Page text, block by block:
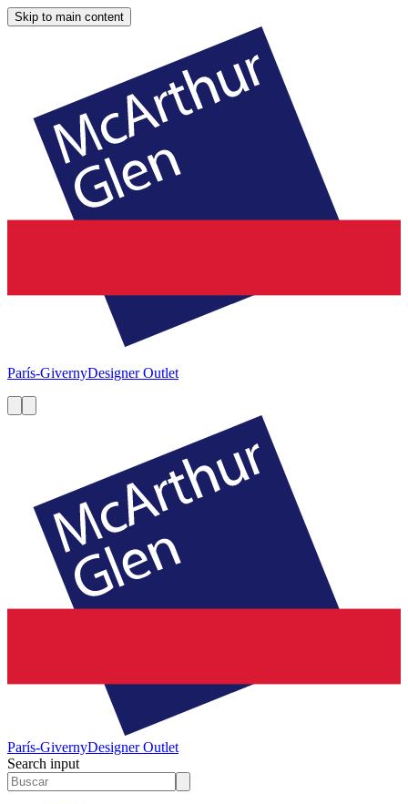
Skip to main content
París-GivernyDesigner Outlet
París-GivernyDesigner Outlet
Search input